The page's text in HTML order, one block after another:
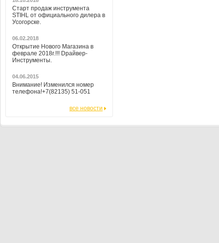
Старт продаж инструмента
STIHL от официального дилера в
Усогорске.
06.02.2018
Открытие Нового Магазина в
феврале 2018г.!!! Dрайвер-
Инструменты.
04.06.2015
Внимание! Изменился номер
телефона!+7(82135) 51-051
все новости